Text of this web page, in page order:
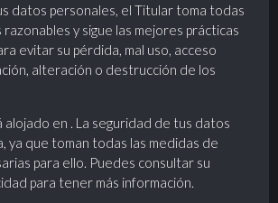
datos personales, el Titular toma todas
razonables y sigue las mejores prácticas
evitar su pérdida, mal uso, acceso
alteración o destrucción de los
alojado en . La seguridad de tus datos
ya que toman todas las medidas de
para ello. Puedes consultar su
para tener más información.